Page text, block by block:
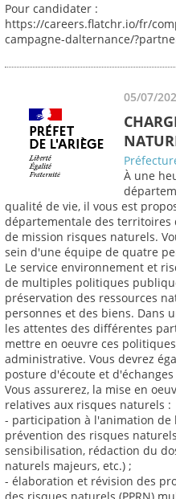
Pour candidater :
https://careers.flatchr.io/fr/
campagne-dalternance/
05/07/
À une
qualité de vie, il vous est
départementale des territoires
de mission risques naturels.
sein d'une équipe de quatre
Le service environnement et
de multiples politiques
préservation des ressources
personnes et des biens. Dans
les attentes des différentes
mettre en oeuvre ces
administrative. Vous devrez
posture d'écoute et
Vous assurerez, la mise en
relatives aux risques naturels :
- participation à l'animation
prévention des risques
sensibilisation, rédaction du
naturels majeurs, etc.) ;
- élaboration et révision des